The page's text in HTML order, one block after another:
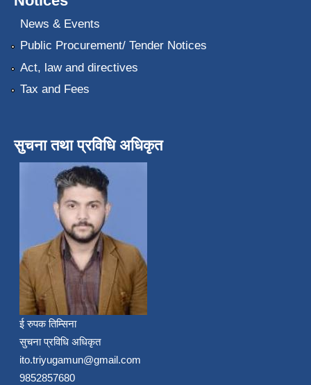
News & Events
Public Procurement/ Tender Notices
Act, law and directives
Tax and Fees
सुचना तथा प्रविधि अधिकृत
ई रुपक तिम्सिना
सुचना प्रविधि अधिकृत
ito.triyugamun@gmail.com
9852857680